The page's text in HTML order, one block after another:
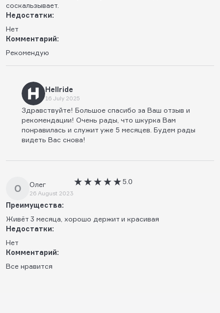
соскальзывает.
Недостатки:
Нет
Комментарий:
Рекомендую
Hellride
16 July 2025
Здравствуйте! Большое спасибо за Ваш отзыв и
рекомендации! Очень рады, что шкурка Вам
понравилась и служит уже 5 месяцев. Будем рады
видеть Вас снова!
О Олег
26 August 2023
5.0
Преимущества:
Живёт 3 месяца, хорошо держит и красивая
Недостатки:
Нет
Комментарий:
Все нравится